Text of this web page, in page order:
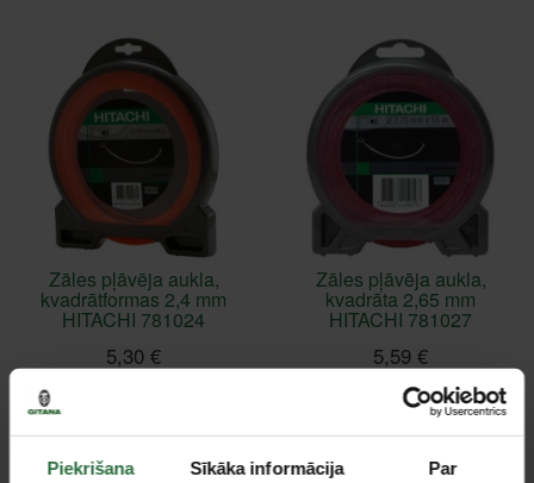
Piekrišana Sīkāka informācija Par
Zāles pļāvēja aukla,
kvadrātformas 2,4 mm
HITACHI 781024
5,30 €
Zāles pļāvēja aukla,
kvadrāta 2,65 mm
HITACHI 781027
5,59 €
Izvēlieties preces variantu